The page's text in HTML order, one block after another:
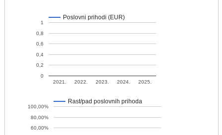
Poslovni prihodi (EUR)
2021. 2022. 2023. 2024. 2025.
0
0,2
0,4
0,6
0,8
1
Rast/pad poslovnih prihoda
60,00%
80,00%
100,00%